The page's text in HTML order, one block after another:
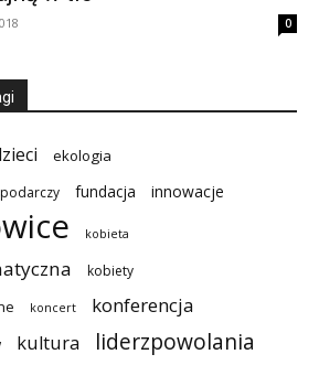
0
ekologia
fundacja innowacje
kobieta
kobiety
koncert konferencja
kultura liderzpowolania